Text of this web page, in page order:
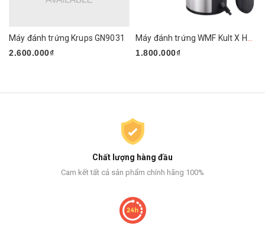
Máy đánh trứng Krups GN9031
2.600.000₫
1.800.000₫
Chất lượng hàng đầu
Cam kết tất cả sản phẩm chính hãng 100%